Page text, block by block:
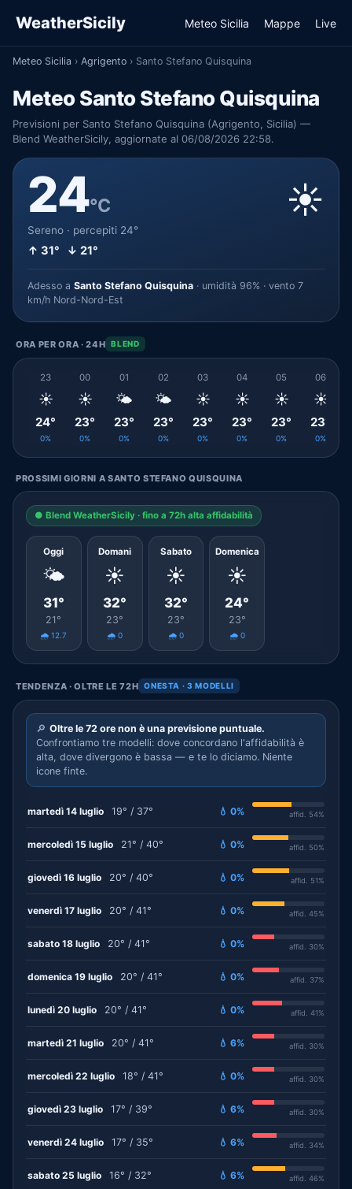
WeatherSicily Meteo Sicilia Mappe Live
Meteo Sicilia › Agrigento › Santo Stefano Quisquina
Meteo Santo Stefano Quisquina
Previsioni per Santo Stefano Quisquina (Agrigento, Sicilia) —
Blend WeatherSicily, aggiornate al 06/08/2026 22:58.
24°C
Sereno · percepiti 24°
↑ 31° ↓ 21°
☀️
Adesso a Santo Stefano Quisquina · umidità 96% · vento 7
km/h Nord-Nord-Est
ORA PER ORA · 24H BLEND
23
☀️
24°
0%
00
☀️
23°
0%
01
🌤️
23°
0%
02
🌤️
23°
0%
03
☀️
23°
0%
04
☀️
23°
0%
05
☀️
23°
0%
06
☀️
23°
0%
PROSSIMI GIORNI A SANTO STEFANO QUISQUINA
● Blend WeatherSicily · fino a 72h alta affidabilità
Oggi
🌤️
31°
21°
🌧️ 12.7
Domani
☀️
32°
23°
🌧️ 0
Sabato
☀️
32°
23°
🌧️ 0
Domenica
☀️
24°
23°
🌧️ 0
TENDENZA · OLTRE LE 72H ONESTA · 3 MODELLI
🔎 Oltre le 72 ore non è una previsione puntuale.
Confrontiamo tre modelli: dove concordano l'affidabilità è
alta, dove divergono è bassa — e te lo diciamo. Niente
icone finte.
martedì 14 luglio 19° / 37° 💧 0% affid. 54%
mercoledì 15 luglio 21° / 40° 💧 0% affid. 50%
giovedì 16 luglio 20° / 40° 💧 0% affid. 51%
venerdì 17 luglio 20° / 41° 💧 0% affid. 45%
sabato 18 luglio 20° / 41° 💧 0% affid. 30%
domenica 19 luglio 20° / 41° 💧 0% affid. 37%
lunedì 20 luglio 20° / 41° 💧 0% affid. 41%
martedì 21 luglio 20° / 41° 💧 6% affid. 30%
mercoledì 22 luglio 18° / 41° 💧 0% affid. 30%
giovedì 23 luglio 17° / 39° 💧 6% affid. 30%
venerdì 24 luglio 17° / 35° 💧 6% affid. 34%
sabato 25 luglio 16° / 32° 💧 6% affid. 46%